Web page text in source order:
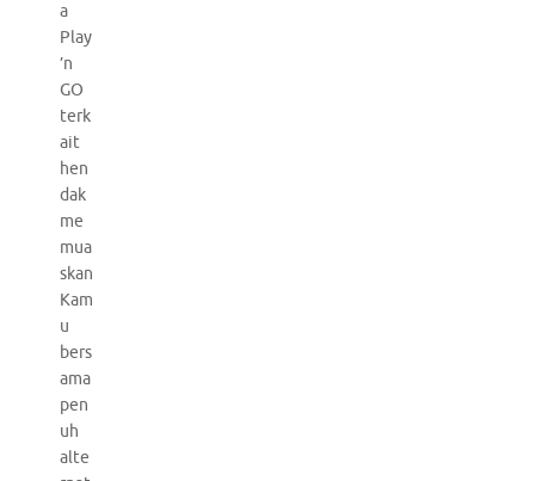
a
Play
’n
GO
terk
ait
hen
dak
me
mua
skan
Kam
u
bers
ama
pen
uh
alte